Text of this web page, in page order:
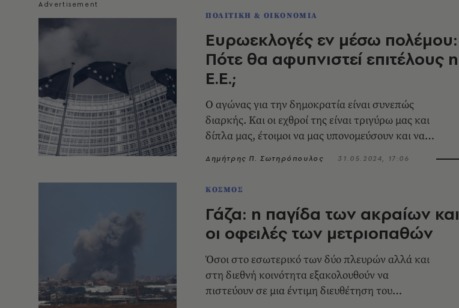
ΠΟΛΙΤΙΚΗ & ΟΙΚΟΝΟΜΙΑ
Ευρωεκλογές εν μέσω πολέμου:
Πότε θα αφυπνιστεί επιτέλους η
Ε.Ε.;
Ο αγώνας για την δημοκρατία είναι συνεπώς
διαρκής. Και οι εχθροί της είναι τριγύρω μας και
δίπλα μας, έτοιμοι να μας υπονομεύσουν και να
Δημήτρης Π. Σωτηρόπουλος 31.05.2024, 17:06
ΚΟΣΜΟΣ
Γάζα: η παγίδα των ακραίων και
οι οφειλές των μετριοπαθών
Όσοι στο εσωτερικό των δύο πλευρών αλλά και
στη διεθνή κοινότητα εξακολουθούν να
πιστεύουν σε μια έντιμη διευθέτηση του